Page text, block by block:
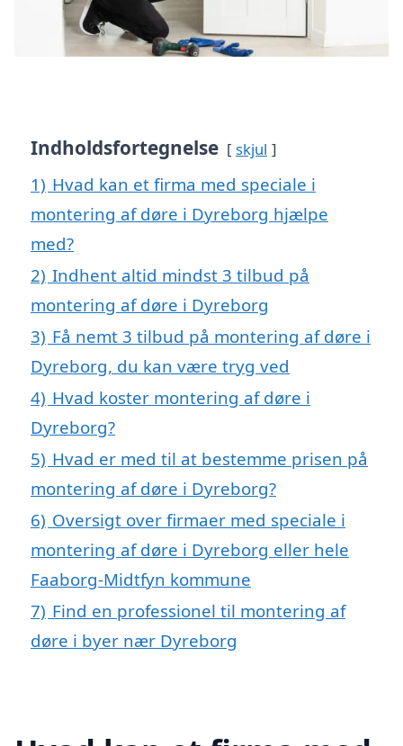
Indholdsfortegnelse skjul
1) Hvad kan et firma med speciale i
montering af døre i Dyreborg hjælpe
med?
2) Indhent altid mindst 3 tilbud på
montering af døre i Dyreborg
3) Få nemt 3 tilbud på montering af døre i
Dyreborg, du kan være tryg ved
4) Hvad koster montering af døre i
Dyreborg?
5) Hvad er med til at bestemme prisen på
montering af døre i Dyreborg?
6) Oversigt over firmaer med speciale i
montering af døre i Dyreborg eller hele
Faaborg-Midtfyn kommune
7) Find en professionel til montering af
døre i byer nær Dyreborg